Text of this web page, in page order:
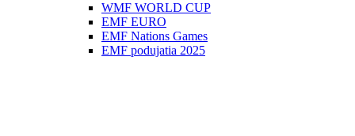
WMF WORLD CUP
EMF EURO
EMF Nations Games
EMF podujatia 2025